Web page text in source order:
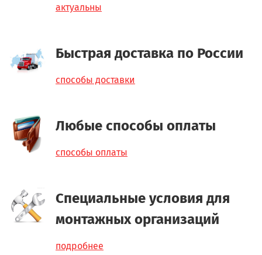
актуальны
Быстрая доставка по России
способы доставки
Любые способы оплаты
способы оплаты
Специальные условия для
монтажных организаций
подробнее